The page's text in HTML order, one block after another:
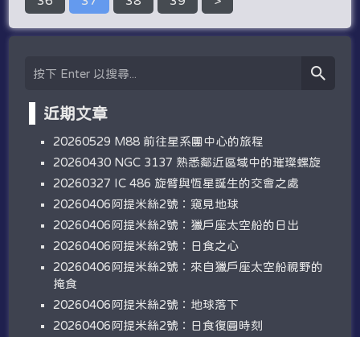
近期文章
20260529 M88 前往星系團中心的旅程
20260430 NGC 3137 熟悉鄰近區域中的璀璨螺旋
20260327 IC 486 旋臂與恆星誕生的交會之處
20260406阿提米絲2號：窺見地球
20260406阿提米絲2號：獵戶座太空船的日出
20260406阿提米絲2號：日食之心
20260406阿提米絲2號：來自獵戶座太空船視野的
掩食
20260406阿提米絲2號：地球落下
20260406阿提米絲2號：日食復圓時刻